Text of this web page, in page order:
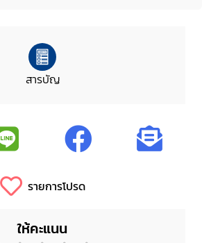
สารบัญ
รายการโปรด
ให้คะแนน